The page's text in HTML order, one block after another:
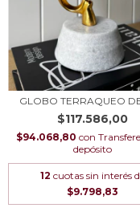
GLOBO TERRAQUEO
$117.586,00
$94.068,80 con
depósito
12 cuotas sin interés
$9.798,83